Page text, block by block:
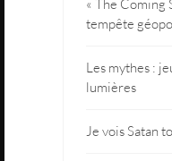
« The Coming
tempête
Les mythes :
lumières
Je vois Satan